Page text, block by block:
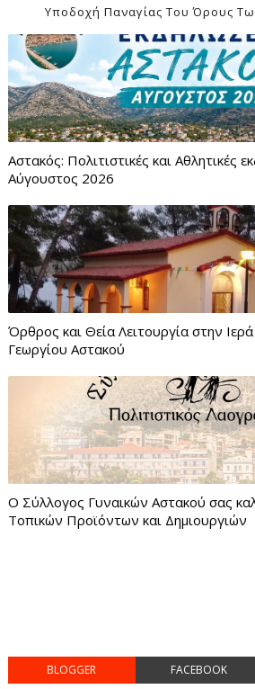
Υποδοχή Παναγίας Του Όρους
Αστακός: Πολιτιστικές και Αθλητικές
Αύγουστος 2026
Όρθρος και Θεία Λειτουργία στην
Γεωργίου Αστακού
Ο Σύλλογος Γυναικών Αστακού σας
Τοπικών Προϊόντων και Δημιουργιών
BLOGGER FACEBOOK